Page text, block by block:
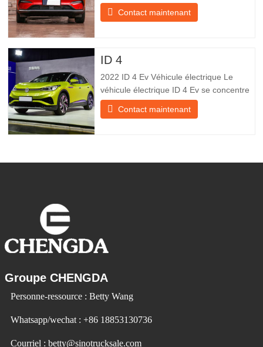
se concentre sur l’expérience client et le
développement de produits pour
populaires. BYD Song Ev Electric Vehicle
Contact maintenant
ID 4
2022 ID 4 Ev Véhicule électrique Le
véhicule électrique ID 4 Ev se concentre
sur l’expérience client et le
développement de produits pour
Contact maintenant
Groupe CHENGDA
Personne-ressource : Betty Wang
Whatsapp/wechat : +86 18853130736
Courriel : betty@sinotrucksale.com